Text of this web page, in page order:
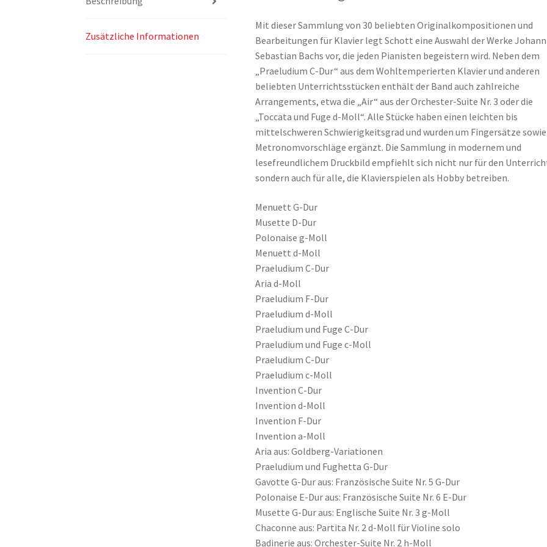
Zusätzliche Informationen
Mit dieser Sammlung von 30 beliebten Originalkompositionen und
Bearbeitungen für Klavier legt Schott eine Auswahl der Werke Johann
Sebastian Bachs vor, die jeden Pianisten begeistern wird. Neben dem
„Praeludium C-Dur“ aus dem Wohltemperierten Klavier und anderen
beliebten Unterrichtsstücken enthält der Band auch zahlreiche
Arrangements, etwa die „Air“ aus der Orchester-Suite Nr. 3 oder die
„Toccata und Fuge d-Moll“. Alle Stücke haben einen leichten bis
mittelschweren Schwierigkeitsgrad und wurden um Fingersätze sowie
Metronomvorschläge ergänzt. Die Sammlung in modernem und
lesefreundlichem Druckbild empfiehlt sich nicht nur für den
sondern auch für alle, die Klavierspielen als Hobby betreiben.
Menuett G-Dur
Musette D-Dur
Polonaise g-Moll
Menuett d-Moll
Praeludium C-Dur
Aria d-Moll
Praeludium F-Dur
Praeludium d-Moll
Praeludium und Fuge C-Dur
Praeludium und Fuge c-Moll
Praeludium C-Dur
Praeludium c-Moll
Invention C-Dur
Invention d-Moll
Invention F-Dur
Invention a-Moll
Aria aus: Goldberg-Variationen
Praeludium und Fughetta G-Dur
Gavotte G-Dur aus: Französische Suite Nr. 5 G-Dur
Polonaise E-Dur aus: Französische Suite Nr. 6 E-Dur
Musette G-Dur aus: Englische Suite Nr. 3 g-Moll
Chaconne aus: Partita Nr. 2 d-Moll für Violine solo
Badinerie aus: Orchester-Suite Nr. 2 h-Moll